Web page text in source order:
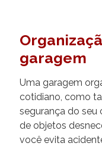
garagem
Uma garagem
cotidiano, como
segurança do seu
de objetos
você evita